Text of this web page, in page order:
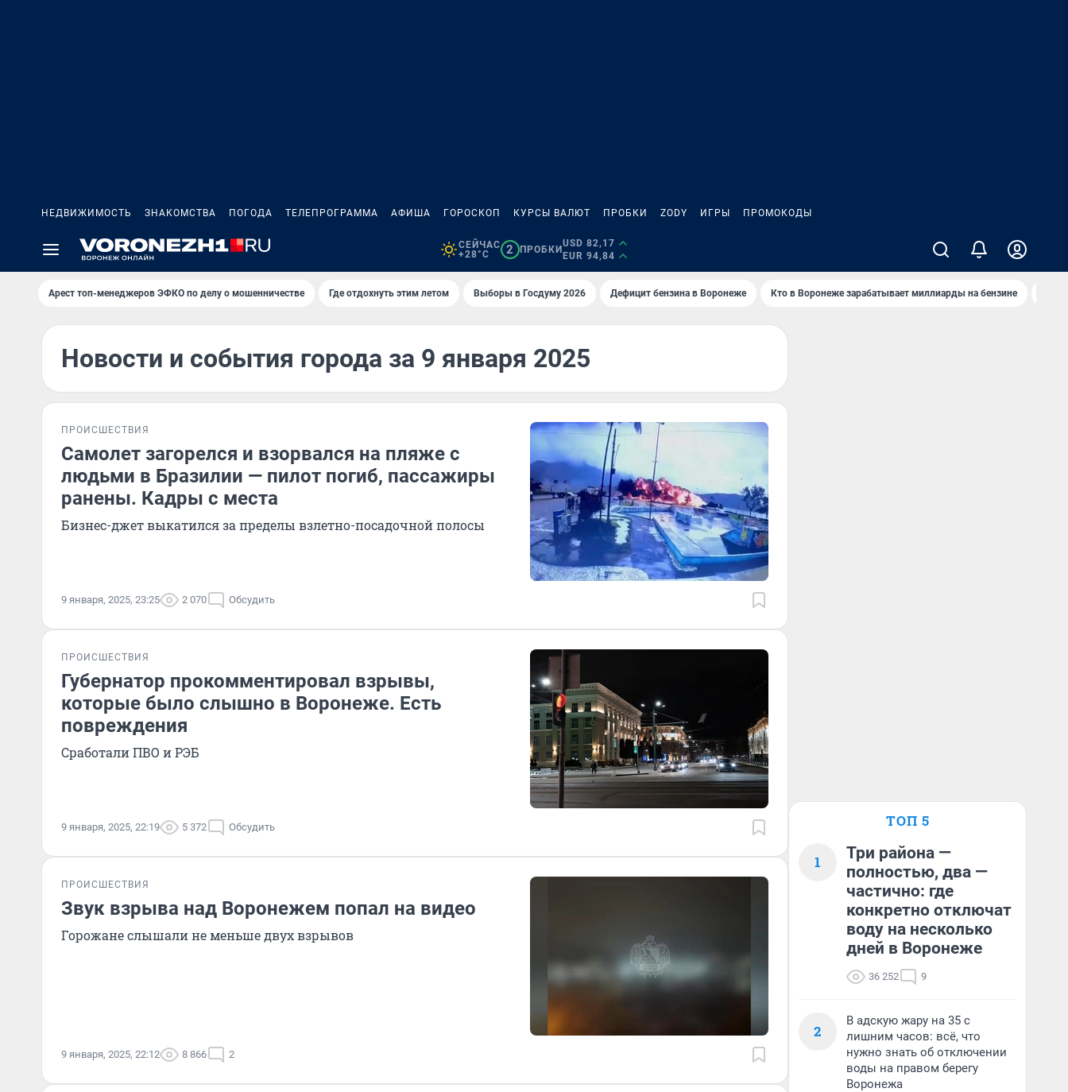
НЕДВИЖИМОСТЬ ЗНАКОМСТВА ПОГОДА ТЕЛЕПРОГРАММА АФИША ГОРОСКОП КУРСЫ ВАЛЮТ ПРОБКИ ZODY ИГРЫ ПРОМОКОДЫ
СЕЙЧАС
+28°C
2 ПРОБКИ
USD 82,17
EUR 94,84
Арест топ-менеджеров ЭФКО по делу о мошенничестве Где отдохнуть этим летом Выборы в Госдуму 2026 Дефицит бензина в Воронеже Кто в Воронеже зарабатывает миллиарды на бензине
Новости и события города за 9 января 2025
ПРОИСШЕСТВИЯ
Cамолет загорелся и взорвался на пляже с
людьми в Бразилии — пилот погиб, пассажиры
ранены. Кадры с места
Бизнес-джет выкатился за пределы взлетно-посадочной полосы
9 января, 2025, 23:25 2 070 Обсудить
ПРОИСШЕСТВИЯ
Губернатор прокомментировал взрывы,
которые было слышно в Воронеже. Есть
повреждения
Сработали ПВО и РЭБ
9 января, 2025, 22:19 5 372 Обсудить
ПРОИСШЕСТВИЯ
Звук взрыва над Воронежем попал на видео
Горожане слышали не меньше двух взрывов
9 января, 2025, 22:12 8 866 2
ТОП 5
1
Три района —
полностью, два —
частично: где
конкретно отключат
воду на несколько
дней в Воронеже
36 252 9
2
В адскую жару на 35 с
лишним часов: всё, что
нужно знать об отключении
воды на правом берегу
Воронежа